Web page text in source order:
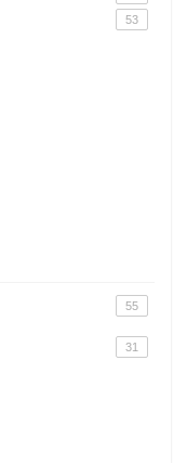
53
55
31